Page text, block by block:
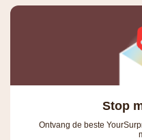
Stop
Ontvang de beste